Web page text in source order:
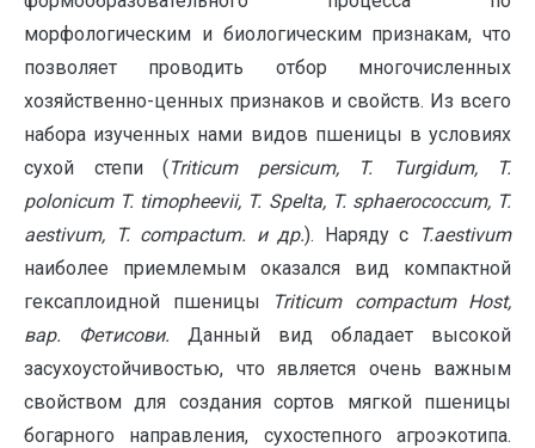
морфологическим и биологическим признакам, что
позволяет проводить отбор многочисленных
хозяйственно-ценных признаков и свойств. Из всего
набора изученных нами видов пшеницы в условиях
сухой степи (Triticum persicum, T. Turgidum, T.
polonicum T. timopheevii, T. Spelta, T. sphaerococcum, T.
aestivum, T. сompactum. и др.). Наряду с T.аestivum
наиболее приемлемым оказался вид компактной
гексаплоидной пшеницы
Triticumсompactum Host,
вар. Фетисови. Данный вид обладает высокой
засухоустойчивостью, что является очень важным
свойством для создания сортов мягкой пшеницы
богарного направления, сухостепного агроэкотипа.